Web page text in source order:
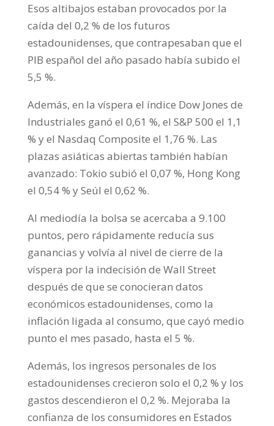
Esos altibajos estaban provocados por la
caída del 0,2 % de los futuros
estadounidenses, que contrapesaban que el
PIB español del año pasado había subido el
5,5 %.
Además, en la víspera el índice Dow Jones de
Industriales ganó el 0,61 %, el S&P 500 el 1,1
% y el Nasdaq Composite el 1,76 %. Las
plazas asiáticas abiertas también habían
avanzado: Tokio subió el 0,07 %, Hong Kong
el 0,54 % y Seúl el 0,62 %.
Al mediodía la bolsa se acercaba a 9.100
puntos, pero rápidamente reducía sus
ganancias y volvía al nivel de cierre de la
víspera por la indecisión de Wall Street
después de que se conocieran datos
económicos estadounidenses, como la
inflación ligada al consumo, que cayó medio
punto el mes pasado, hasta el 5 %.
Además, los ingresos personales de los
estadounidenses crecieron solo el 0,2 % y los
gastos descendieron el 0,2 %. Mejoraba la
confianza de los consumidores en Estados